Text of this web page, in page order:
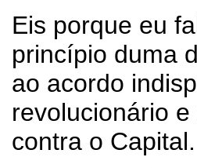
Eis porque eu
princípio duma
ao acordo
revolucionário
contra o Capital.